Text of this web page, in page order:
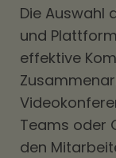
Die Auswahl
und
effektive
Teams oder
den